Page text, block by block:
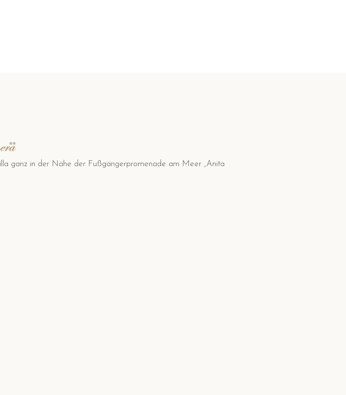
ganz in der Nähe der Fußgängerpromenade am Meer „Anita